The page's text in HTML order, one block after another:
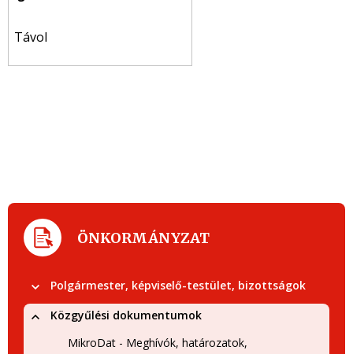
Távol
ÖNKORMÁNYZAT
Polgármester, képviselő-testület, bizottságok
Közgyűlési dokumentumok
MikroDat - Meghívók, határozatok,